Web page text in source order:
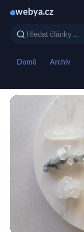
webya.cz
Domů Archiv